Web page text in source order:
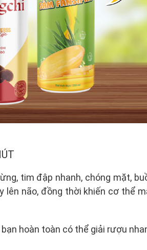
tim đập nhanh, chóng mặt,
lên não, đồng thời khiến cơ thể
hoàn toàn có thể giải rượu